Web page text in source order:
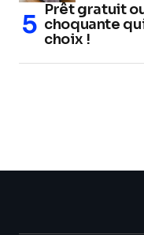
Prêt gratuit
choquante
choix !